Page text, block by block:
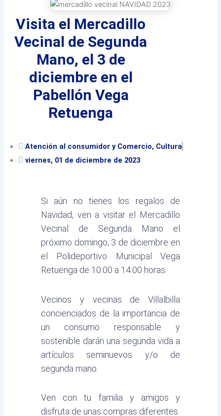
Visita el Mercadillo
Vecinal de Segunda
Mano, el 3 de
diciembre en el
Pabellón Vega
Retuenga
Atención al consumidor y Comercio, Cultura
viernes, 01 de diciembre de 2023
Si aún no tienes los regalos de
Navidad, ven a visitar el Mercadillo
Vecinal de Segunda Mano el
próximo domingo, 3 de diciembre en
el Polideportivo Municipal Vega
Retuenga de 10:00 a 14:00 horas.
Vecinos y vecinas de Villalbilla
concienciados de la importancia de
un consumo responsable y
sostenible darán una segunda vida a
artículos seminuevos y/o de
segunda mano.
Ven con tu familia y amigos y
disfruta de unas compras diferentes.